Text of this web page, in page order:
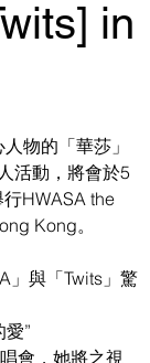
in
物的「華莎」
活動，將會於5
HWASA the
Kong。
」與「Twits」驚
”
會，她將之視